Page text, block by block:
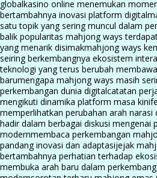
globalkasino online menemukan
bertambahnya inovasi platform digital
satu topik yang sering muncul dalam
balik popularitas mahjong ways
yang menarik disimakmahjong ways
seiring berkembangnya ekosistem
teknologi yang terus berubah
barumengapa mahjong ways masih
perkembangan dunia digitalcatatan
mengikuti dinamika platform masa kini
memperlihatkan perubahan arah narasi
hadir dalam berbagai diskusi mengenai
modernmembaca perkembangan
pandang inovasi dan adaptasijejak
bertambahnya perhatian terhadap
membuka arah baru dalam